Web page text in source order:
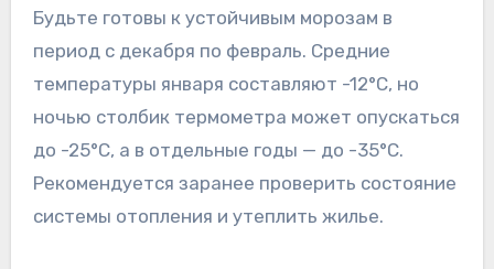
Будьте готовы к устойчивым морозам в
период с декабря по февраль. Средние
температуры января составляют -12°C, но
ночью столбик термометра может опускаться
до -25°C, а в отдельные годы — до -35°C.
Рекомендуется заранее проверить состояние
системы отопления и утеплить жилье.